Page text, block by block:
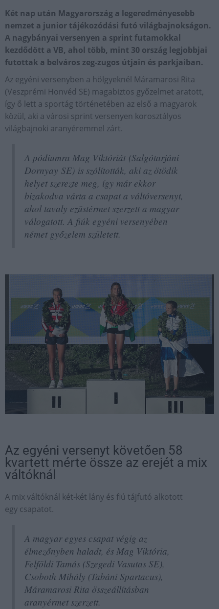
Két nap után Magyarország a legeredményesebb
nemzet a junior tájékozódási futó világbajnokságon.
A nagybányai versenyen a sprint futamokkal
kezdődött a VB, ahol több, mint 30 ország legjobbjai
futottak a belváros zeg-zugos útjain és parkjaiban.
Az egyéni versenyben a hölgyeknél Máramarosi Rita
(Veszprémi Honvéd SE) magabiztos győzelmet aratott,
így ő lett a sportág történetében az első a magyarok
közül, aki a városi sprint versenyen korosztályos
világbajnoki aranyéremmel zárt.
A pódiumra Mag Viktóriát (Salgótarjáni
Dornyay SE) is szólították, aki az ötödik
helyet szerezte meg, így már ekkor
bizakodva várta a csapat a váltóversenyt,
ahol tavaly ezüstérmet szerzett a magyar
válogatott. A fiúk egyéni versenyében
német győzelem született.
Az egyéni versenyt követően 58
kvartett mérte össze az erejét a mix
váltóknál
A mix váltóknál két-két lány és fiú tájfutó alkotott
egy csapatot.
A magyar egyes csapat végig az
élmezőnyben haladt, és Mag Viktória,
Felföldi Tamás (Szegedi Vasutas SE),
Csoboth Mihály (Tabáni Spartacus),
Máramarosi Rita összeállításban
aranyérmet szerzett.